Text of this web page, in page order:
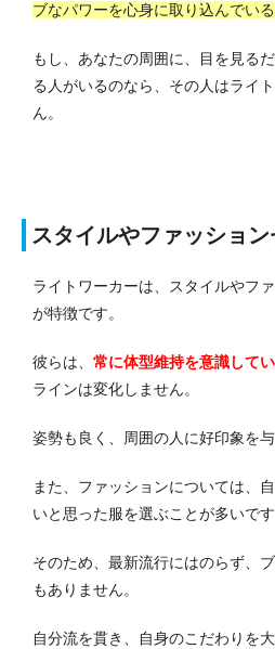
ブなパワーを心身に取り込んでい
もし、あなたの周囲に、目を見る
る人がいるのなら、その人はライ
ん。
スタイルやファッショ
ライトワーカーは、スタイルやフ
が特徴です。
彼らは、 常に体型維持を意識して
ラインは変化しません。
姿勢も良く、周囲の人に好印象を与
また、ファッションについては、
いと思った服を選ぶことが多いです
そのため、最新流行にはのらず、
もありません。
自分流を貫き、自身のこだわりを